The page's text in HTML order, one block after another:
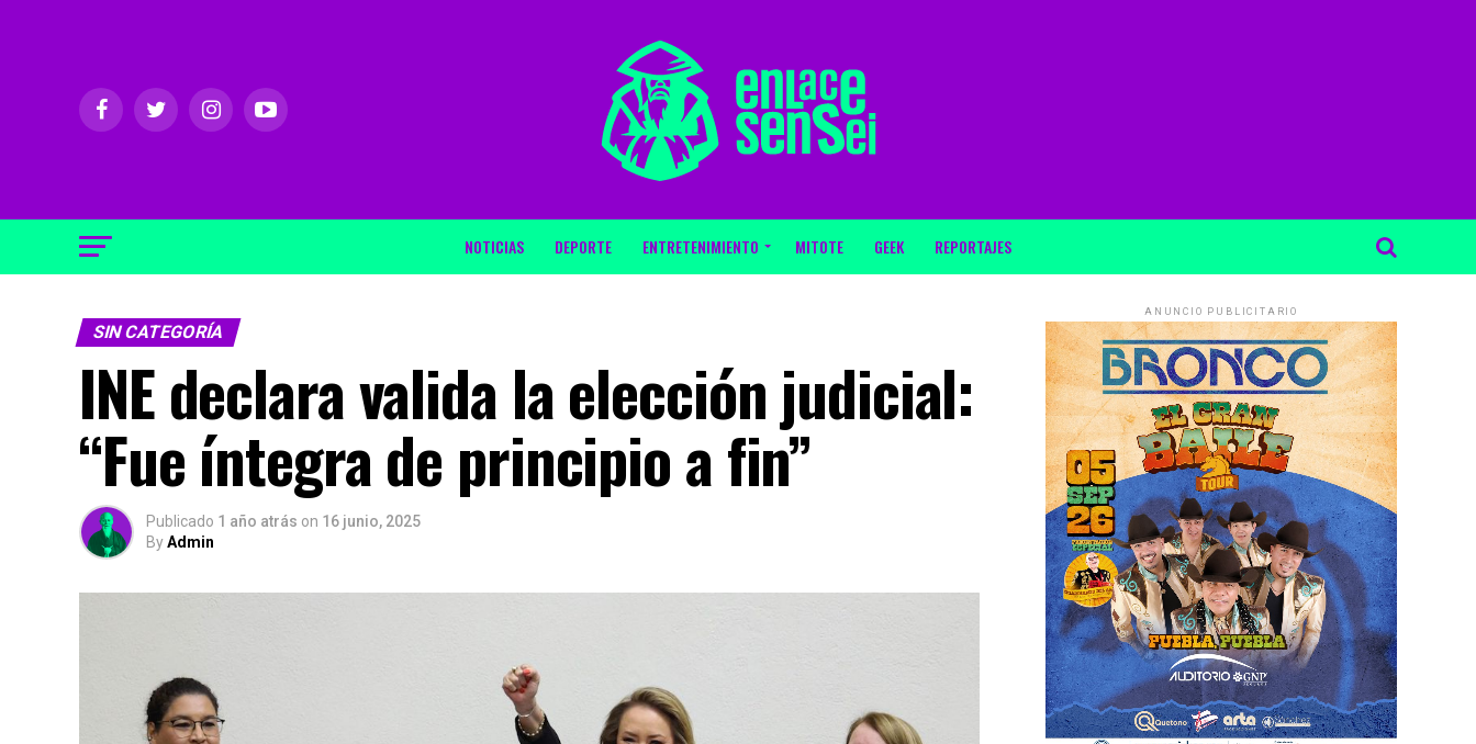
NOTICIAS DEPORTE ENTRETENIMIENTO MITOTE GEEK REPORTAJES
SIN CATEGORÍA
INE declara valida la elección judicial:
“Fue íntegra de principio a fin”
Publicado 1 año atrás on 16 junio, 2025
ByAdmin
ANUNCIO PUBLICITARIO